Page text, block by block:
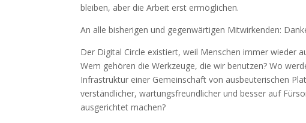
bleiben, aber die Arbeit erst ermöglichen.
An alle bisherigen und gegenwärtigen Mitwirkenden:
Der Digital Circle existiert, weil Menschen immer wieder
Wem gehören die Werkzeuge, die wir benutzen? Wo
Infrastruktur einer Gemeinschaft von ausbeuterischen
verständlicher, wartungsfreundlicher und besser auf
ausgerichtet machen?